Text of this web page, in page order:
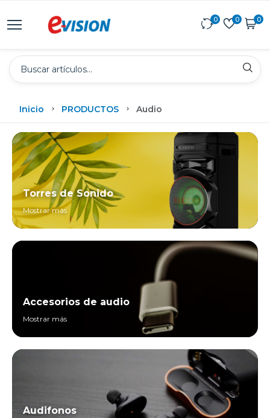
0 0 0
Inicio PRODUCTOS Audio
Torres de Sonido
Mostrar más
Accesorios de audio
Mostrar más
Audifonos